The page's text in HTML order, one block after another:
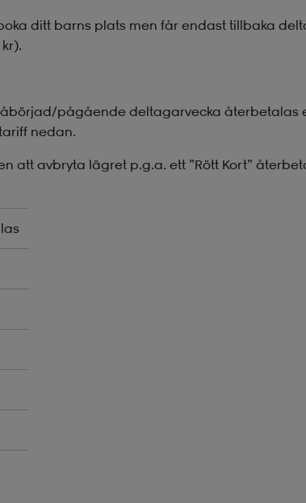
ditt barns plats men får endast tillbaka
pågående deltagarvecka återbetalas
nedan.
att avbryta lägret p.g.a. ett ”Rött Kort”